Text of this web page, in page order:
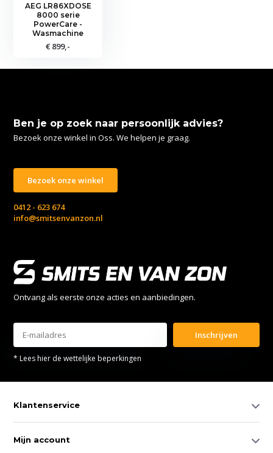
AEG LR86XDOSE
8000 serie
PowerCare -
Wasmachine
€ 899,-
Ben je op zoek naar persoonlijk advies?
Bezoek onze winkel in Oss. We helpen je graag.
Bezoek onze winkel
0412 - 623 674
info@smitsenvanzon.nl
Ontvang als eerste onze acties en aanbiedingen.
Inschrijven
* Lees hier de wettelijke beperkingen
Klantenservice
Mijn account